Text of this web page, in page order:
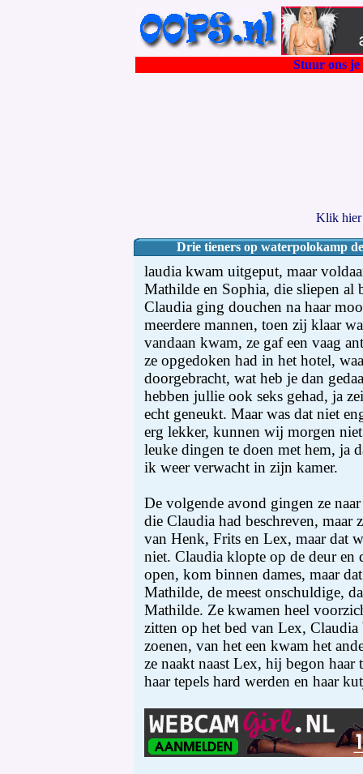
Stuur ons
Klik hier
Drie tieners op waterpolokamp
laudia kwam uitgeput, maar
Mathilde en Sophia, die sliepen al
Claudia ging douchen na haar
meerdere mannen, toen zij klaar
vandaan kwam, ze gaf een vaag
ze opgedoken had in het hotel,
doorgebracht, wat heb je dan
hebben jullie ook seks gehad, ja
echt geneukt. Maar was dat niet
erg lekker, kunnen wij morgen
leuke dingen te doen met hem, ja
ik weer verwacht in zijn kamer.
De volgende avond gingen ze
die Claudia had beschreven, maar
van Henk, Frits en Lex, maar dat
niet. Claudia klopte op de deur en
open, kom binnen dames, maar
Mathilde, de meest onschuldige,
Mathilde. Ze kwamen heel
zitten op het bed van Lex,
zoenen, van het een kwam het
ze naakt naast Lex, hij begon
haar tepels hard werden en haar